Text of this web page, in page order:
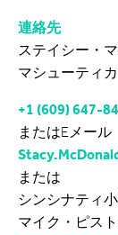
連絡先
ステイシー・
マシューティ
+1 (609) 647-
またはEメール
または
シンシナティ
マイク・ピス